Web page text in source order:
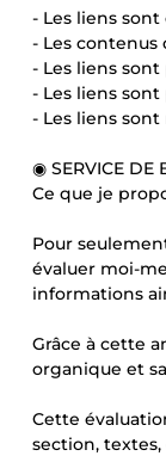
- Les liens
- Les contenus
- Les liens
- Les liens
- Les liens
◉ SERVICE DE
Ce que je
Pour
évaluer moi-
informations
Grâce à cette
organique et
Cette
section,